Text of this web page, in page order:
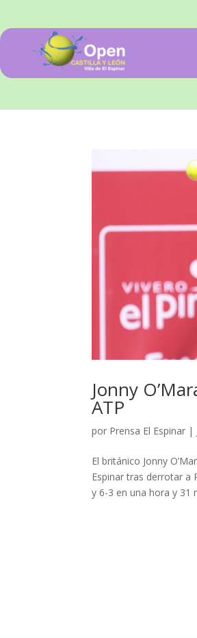
Jonny
ATP
por Prensa El Espinar |
El británico Jonny
Espinar tras derrotar a
y 6-3 en una hora y 31